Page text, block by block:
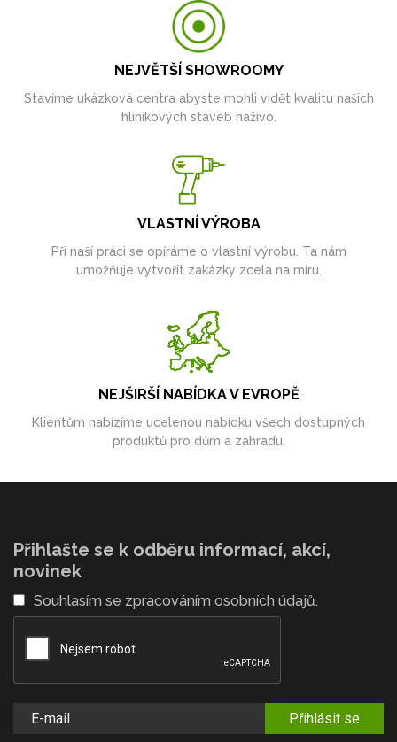
NEJVĚTŠÍ SHOWROOMY
Stavíme ukázková centra abyste mohli vidět kvalitu našich
hliníkových staveb naživo.
VLASTNÍ VÝROBA
Při naší práci se opíráme o vlastní výrobu. Ta nám
umožňuje vytvořit zakázky zcela na míru.
NEJŠIRŠÍ NABÍDKA V EVROPĚ
Klientům nabízíme ucelenou nabídku všech dostupných
produktů pro dům a zahradu.
Přihlašte se k odběru informací, akcí,
novinek
Souhlasím se zpracováním osobních údajů.
Přihlásit se